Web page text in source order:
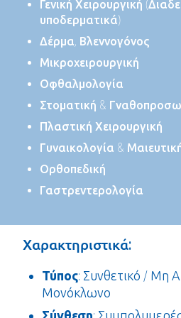
Γενική Χειρουργική
υποδερματικά)
Δέρμα, Βλεννογόνος
Μικροχειρουργική
Οφθαλμολογία
Στοματική &
Πλαστική Χειρουργική
Γυναικολογία &
Ορθοπεδική
Γαστρεντερολογία
Χαρακτηριστικά:
Τύπος: Συνθετικό / Μη
Μονόκλωνο